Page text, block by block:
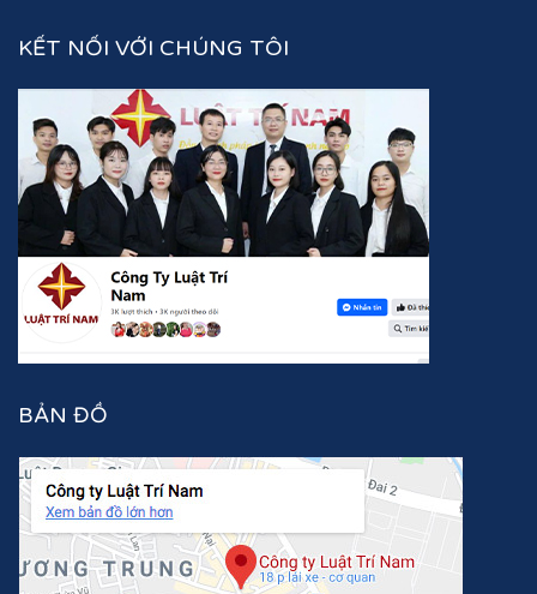
KẾT NỐI VỚI CHÚNG TÔI
BẢN ĐỒ